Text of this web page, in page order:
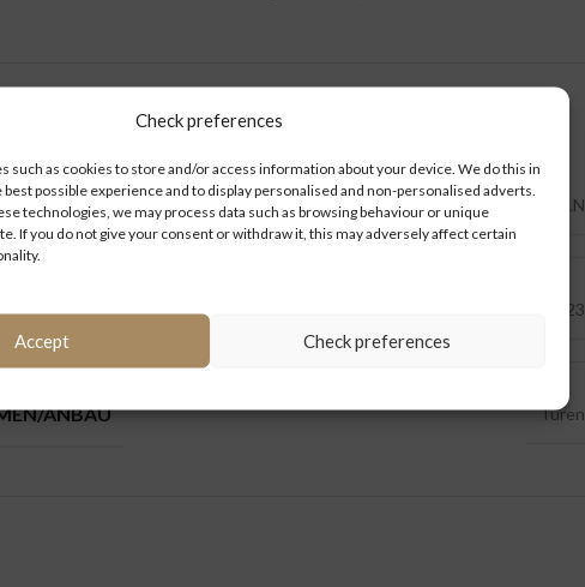
Check preferences
such as cookies to store and/or access information about your device. We do this in
possible experience and to display personalised and non-personalised adverts.
technologies, we may process data such as browsing behaviour or unique
If you do not give your consent or withdraw it, this may adversely affect certain
Accept Check preferences
ZUSÄTZLICHE INFORMATIONEN
M.A.N
A23
ANBAU Türen